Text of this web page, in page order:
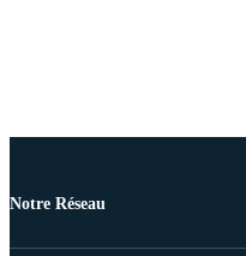
Notre Réseau